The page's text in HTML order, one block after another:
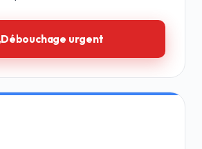
Débouchage urgent